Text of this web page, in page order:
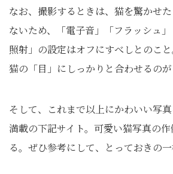
なお、撮影するときは、猫を驚かせ
ないため、「電子音」「フラッシュ
照射」の設定はオフにすべしとのこと
猫の「目」にしっかりと合わせるのが
そして、これまで以上にかわいい写
満載の下記サイト。可愛い猫写真の
る。ぜひ参考にして、とっておきの